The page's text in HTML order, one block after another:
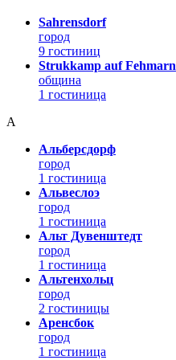
Sahrensdorf
город
9 гостиниц
Strukkamp auf Fehmarn
община
1 гостиница
А
Альберсдорф
город
1 гостиница
Альвеслоэ
город
1 гостиница
Альт Дувенштедт
город
1 гостиница
Альтенхольц
город
2 гостиницы
Аренсбок
город
1 гостиница